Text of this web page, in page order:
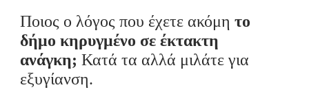
Ποιος ο λόγος που έχετε ακόμη το
δήμο κηρυγμένο σε έκτακτη
ανάγκη; Κατά τα αλλά μιλάτε για
εξυγίανση.